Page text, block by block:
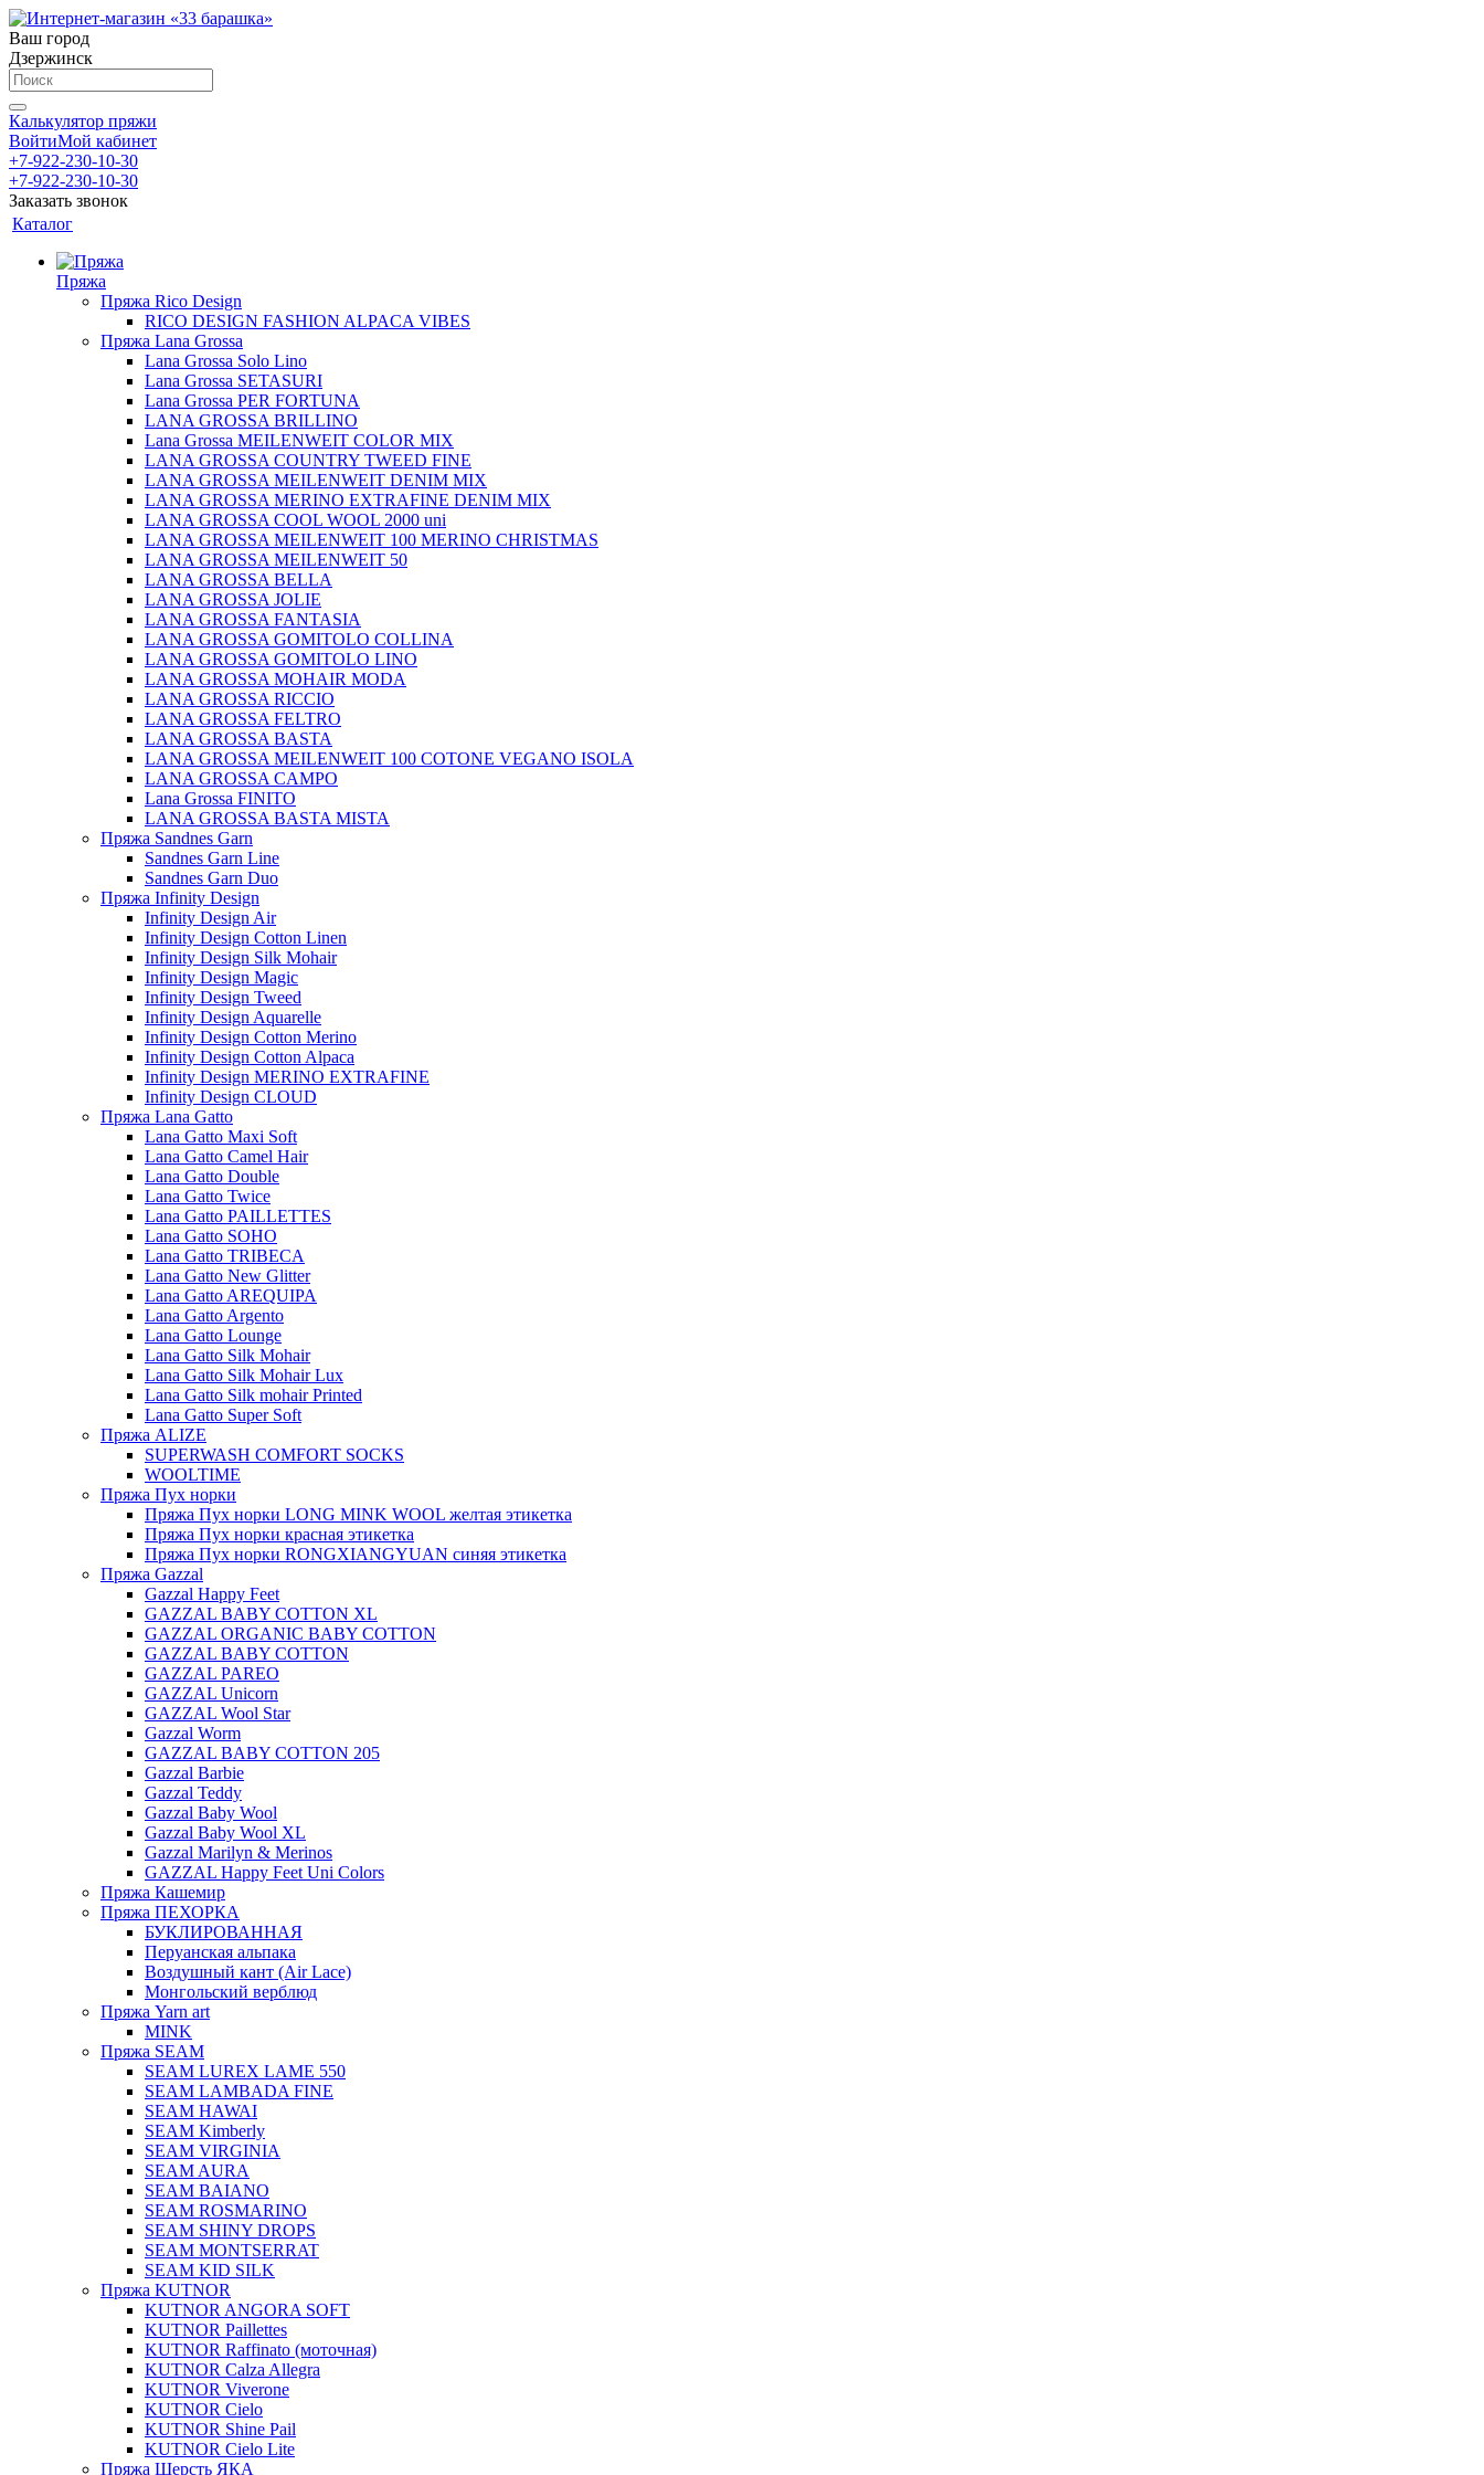
Ваш город
Дзержинск
Калькулятор пряжи
ВойтиМой кабинет
+7-922-230-10-30
+7-922-230-10-30
Заказать звонок
Каталог
Пряжа
Пряжа Rico Design
RICO DESIGN FASHION ALPACA VIBES
Пряжа Lana Grossa
Lana Grossa Solo Lino
Lana Grossa SETASURI
Lana Grossa PER FORTUNA
LANA GROSSA BRILLINO
Lana Grossa MEILENWEIT COLOR MIX
LANA GROSSA COUNTRY TWEED FINE
LANA GROSSA MEILENWEIT DENIM MIX
LANA GROSSA MERINO EXTRAFINE DENIM MIX
LANA GROSSA COOL WOOL 2000 uni
LANA GROSSA MEILENWEIT 100 MERINO CHRISTMAS
LANA GROSSA MEILENWEIT 50
LANA GROSSA BELLA
LANA GROSSA JOLIE
LANA GROSSA FANTASIA
LANA GROSSA GOMITOLO COLLINA
LANA GROSSA GOMITOLO LINO
LANA GROSSA MOHAIR MODA
LANA GROSSA RICCIO
LANA GROSSA FELTRO
LANA GROSSA BASTA
LANA GROSSA MEILENWEIT 100 COTONE VEGANO ISOLA
LANA GROSSA CAMPO
Lana Grossa FINITO
LANA GROSSA BASTA MISTA
Пряжа Sandnes Garn
Sandnes Garn Line
Sandnes Garn Duo
Пряжа Infinity Design
Infinity Design Air
Infinity Design Cotton Linen
Infinity Design Silk Mohair
Infinity Design Magic
Infinity Design Tweed
Infinity Design Aquarelle
Infinity Design Cotton Merino
Infinity Design Cotton Alpaca
Infinity Design MERINO EXTRAFINE
Infinity Design CLOUD
Пряжа Lana Gatto
Lana Gatto Maxi Soft
Lana Gatto Camel Hair
Lana Gatto Double
Lana Gatto Twice
Lana Gatto PAILLETTES
Lana Gatto SOHO
Lana Gatto TRIBECA
Lana Gatto New Glitter
Lana Gatto AREQUIPA
Lana Gatto Argento
Lana Gatto Lounge
Lana Gatto Silk Mohair
Lana Gatto Silk Mohair Lux
Lana Gatto Silk mohair Printed
Lana Gatto Super Soft
Пряжа ALIZE
SUPERWASH COMFORT SOCKS
WOOLTIME
Пряжа Пух норки
Пряжа Пух норки LONG MINK WOOL желтая этикетка
Пряжа Пух норки красная этикетка
Пряжа Пух норки RONGXIANGYUAN синяя этикетка
Пряжа Gazzal
Gazzal Happy Feet
GAZZAL BABY COTTON XL
GAZZAL ORGANIC BABY COTTON
GAZZAL BABY COTTON
GAZZAL PAREO
GAZZAL Unicorn
GAZZAL Wool Star
Gazzal Worm
GAZZAL BABY COTTON 205
Gazzal Barbie
Gazzal Teddy
Gazzal Baby Wool
Gazzal Baby Wool XL
Gazzal Marilyn & Merinos
GAZZAL Happy Feet Uni Colors
Пряжа Кашемир
Пряжа ПЕХОРКА
БУКЛИРОВАННАЯ
Перуанская альпака
Воздушный кант (Air Lace)
Монгольский верблюд
Пряжа Yarn art
MINK
Пряжа SEAM
SEAM LUREX LAME 550
SEAM LAMBADA FINE
SEAM HAWAI
SEAM Kimberly
SEAM VIRGINIA
SEAM AURA
SEAM BAIANO
SEAM ROSMARINO
SEAM SHINY DROPS
SEAM MONTSERRAT
SEAM KID SILK
Пряжа KUTNOR
KUTNOR ANGORA SOFT
KUTNOR Paillettes
KUTNOR Raffinato (моточная)
KUTNOR Calza Allegra
KUTNOR Viverone
KUTNOR Cielo
KUTNOR Shine Pail
KUTNOR Cielo Lite
Пряжа Шерсть ЯКА